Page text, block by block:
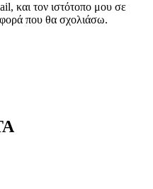
και τον ιστότοπο μου σε
που θα σχολιάσω.